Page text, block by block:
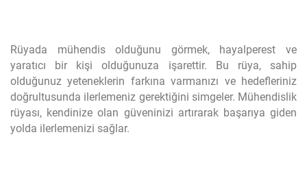
Rüyada mühendis olduğunu görmek, hayalperest ve
yaratıcı bir kişi olduğunuza işarettir. Bu rüya, sahip
olduğunuz yeteneklerin farkına varmanızı ve hedefleriniz
doğrultusunda ilerlemeniz gerektiğini simgeler. Mühendislik
rüyası, kendinize olan güveninizi artırarak başarıya giden
yolda ilerlemenizi sağlar.